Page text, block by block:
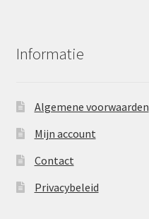
Informatie
Algemene voorwaarden
Mijn account
Contact
Privacybeleid